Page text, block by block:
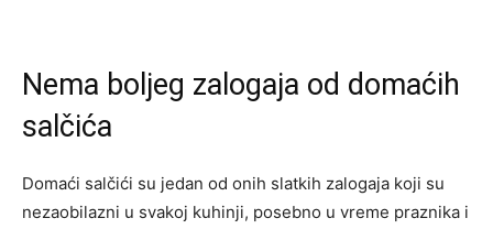
Nema boljeg zalogaja od domaćih
salčića
Domaći salčići su jedan od onih slatkih zalogaja koji su
nezaobilazni u svakoj kuhinji, posebno u vreme praznika i